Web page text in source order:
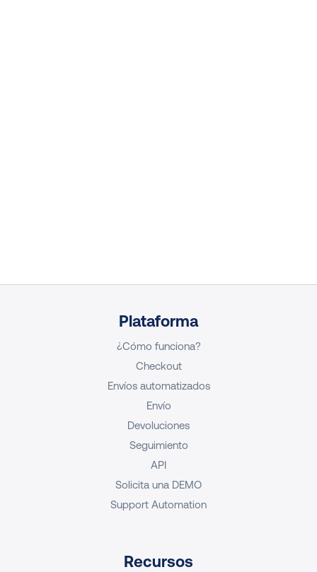
Plataforma
¿Cómo funciona?
Checkout
Envíos automatizados
Envío
Devoluciones
Seguimiento
API
Solicita una DEMO
Support Automation
Recursos